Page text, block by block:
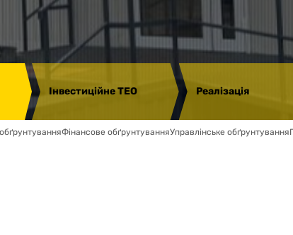
Інвестиційне ТЕО Реалізація
Фінансове обґрунтуванняУправлінське обґрунтування